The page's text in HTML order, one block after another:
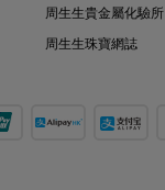
周生生貴金屬化驗所
周生生珠寶網誌